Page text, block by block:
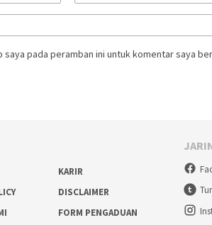
saya pada peramban ini untuk komentar saya
KARIR
DISCLAIMER
FORM PENGADUAN